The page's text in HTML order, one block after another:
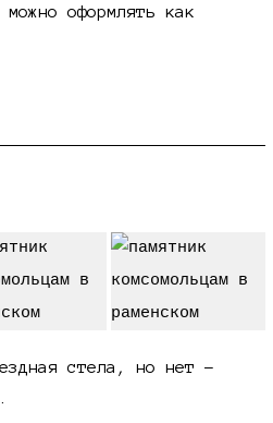
оформлять как
стела, но нет -